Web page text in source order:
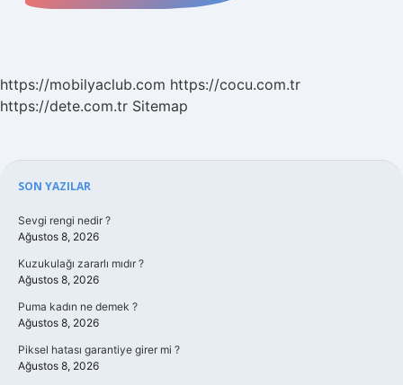
https://mobilyaclub.com https://cocu.com.tr
https://dete.com.tr Sitemap
Sidebar
SON YAZILAR
Sevgi rengi nedir ?
Ağustos 8, 2026
Kuzukulağı zararlı mıdır ?
Ağustos 8, 2026
Puma kadın ne demek ?
Ağustos 8, 2026
Piksel hatası garantiye girer mi ?
Ağustos 8, 2026